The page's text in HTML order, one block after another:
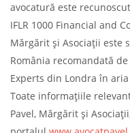
avocatură este
IFLR 1000 Financial and
Mărgărit și Asociații este
România recomandată
Experts din Londra în
Toate informațiile
Pavel, Mărgărit și